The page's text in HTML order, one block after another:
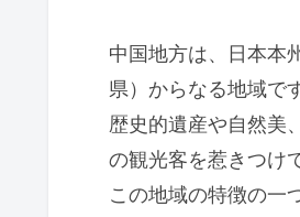
中国地方は、日本本
県）からなる地域で
歴史的遺産や自然美
の観光客を惹きつけ
この地域の特徴の一